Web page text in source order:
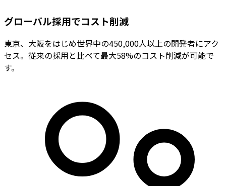
グローバル採用でコスト削減
東京、大阪をはじめ世界中の450,000人以上の開発者にアク
セス。従来の採用と比べて最大58%のコスト削減が可能で
す。